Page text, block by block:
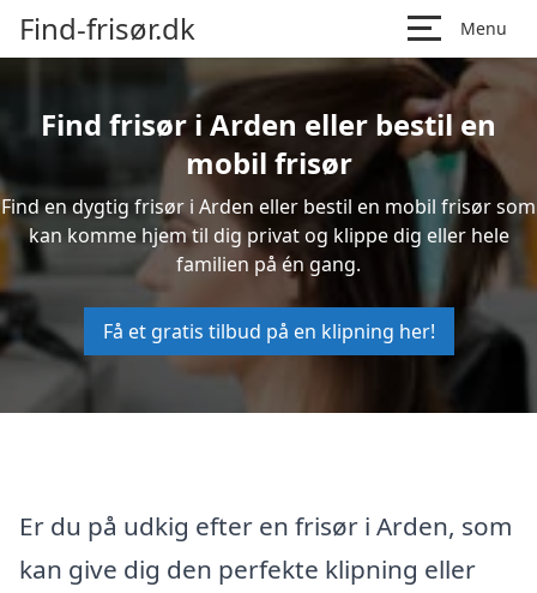
Find-frisør.dk Menu
Find frisør i Arden eller bestil en
mobil frisør
Find en dygtig frisør i Arden eller bestil en mobil frisør som
kan komme hjem til dig privat og klippe dig eller hele
familien på én gang.
Få et gratis tilbud på en klipning her!
Er du på udkig efter en frisør i Arden, som
kan give dig den perfekte klipning eller